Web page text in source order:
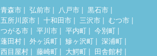
青森市 弘前市 八戸市
黒石市
五所川原市
十和田市 三沢市
むつ市
つがる市
平川市 平内町
今別町
蓬田村
外ヶ浜町 鰺ヶ沢町
深浦町
西目屋村
藤崎町 大鰐町
田舎館村